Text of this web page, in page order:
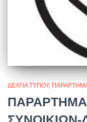
ΔΕΛΤΊΑ ΤΎΠΟΥ
ΠΑΡΑΡΤΗΜΑ